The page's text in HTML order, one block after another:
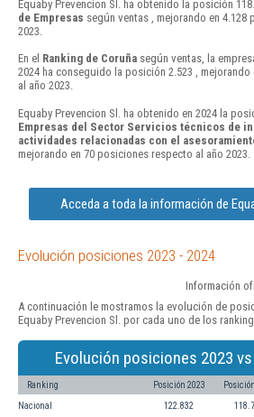
Equaby Prevencion Sl. ha obtenido la posición
de Empresas según ventas , mejorando en
2023.
En el Ranking de Coruña según ventas, la
2024 ha conseguido la posición 2.523 ,
al año 2023.
Equaby Prevencion Sl. ha obtenido en 2024 la
Empresas del Sector Servicios técnicos de
actividades relacionadas con el
mejorando en 70 posiciones respecto al año 2023.
Acceda a toda la información de
Evolución posiciones 2023 - 2024
Información
A continuación le mostramos la evolución de
Equaby Prevencion Sl. por cada uno de los
Evolución posiciones 2023
Ranking Posición 2023
Nacional 122.832